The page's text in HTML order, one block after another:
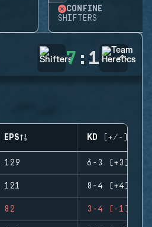
CONFINE
SHIFTERS
7 : 1
EPS KD (+/-)
129 6-3 (+3)
121 8-4 (+4)
82 3-4 (-1)